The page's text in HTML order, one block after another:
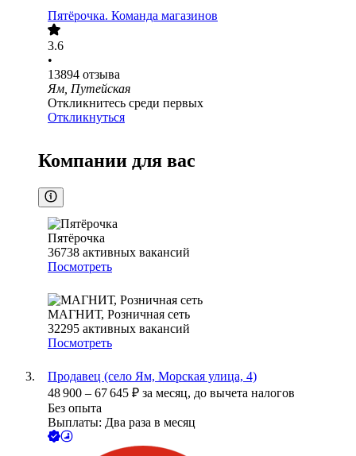
Пятёрочка. Команда магазинов
3.6
•
13894 отзыва
Ям, Путейская
Откликнитесь среди первых
Откликнуться
Компании для вас
Пятёрочка
36738 активных вакансий
Посмотреть
МАГНИТ, Розничная сеть
32295 активных вакансий
Посмотреть
Продавец (село Ям, Морская улица, 4)
48 900 – 67 645 ₽ за месяц, до вычета налогов
Без опыта
Выплаты: Два раза в месяц